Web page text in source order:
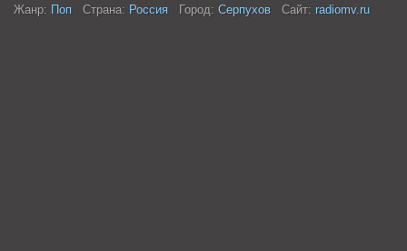
Жанр: Поп Страна: Россия Город: Серпухов Сайт: radiomv.ru